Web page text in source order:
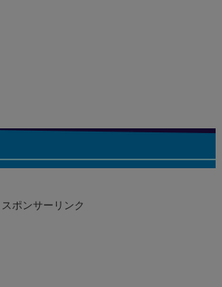
スポンサーリンク